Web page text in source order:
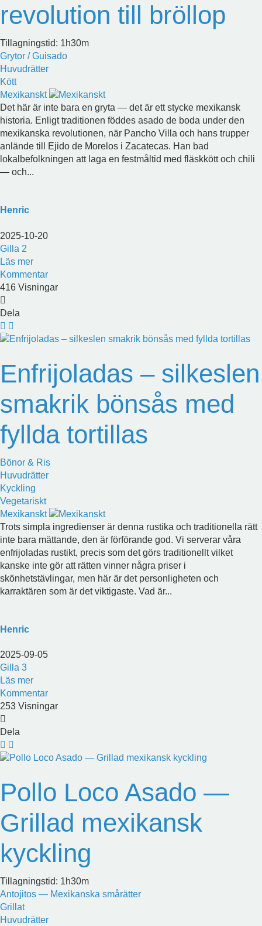
revolution till bröllop
Tillagningstid: 1h30m
Grytor / Guisado
Huvudrätter
Kött
Mexikanskt
Det här är inte bara en gryta — det är ett stycke mexikansk
historia. Enligt traditionen föddes asado de boda under den
mexikanska revolutionen, när Pancho Villa och hans trupper
anlände till Ejido de Morelos i Zacatecas. Han bad
lokalbefolkningen att laga en festmåltid med fläskkött och chili
— och...
Henric
2025-10-20
Gilla 2
Läs mer
Kommentar
416 Visningar
Dela
Enfrijoladas – silkeslen
smakrik bönsås med
fyllda tortillas
Bönor & Ris
Huvudrätter
Kyckling
Vegetariskt
Mexikanskt
Trots simpla ingredienser är denna rustika och traditionella rätt
inte bara mättande, den är förförande god. Vi serverar våra
enfrijoladas rustikt, precis som det görs traditionellt vilket
kanske inte gör att rätten vinner några priser i
skönhetstävlingar, men här är det personligheten och
karraktären som är det viktigaste. Vad är...
Henric
2025-09-05
Gilla 3
Läs mer
Kommentar
253 Visningar
Dela
Pollo Loco Asado —
Grillad mexikansk
kyckling
Tillagningstid: 1h30m
Antojitos — Mexikanska smårätter
Grillat
Huvudrätter